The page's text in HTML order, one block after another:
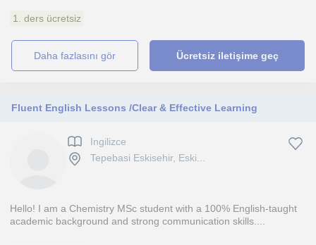
1. ders ücretsiz
daha fazlasını gör Ücretsiz iletişime geç
Fluent English Lessons /Clear & Effective Learning
Ingilizce
Tepebasi Eskisehir, Eski...
Hello! I am a Chemistry MSc student with a 100% English-taught
academic background and strong communication skills....